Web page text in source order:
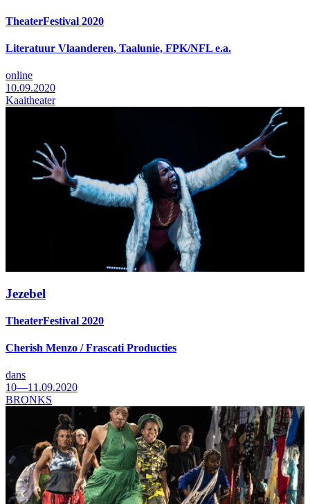
TheaterFestival 2020
Literatuur Vlaanderen, Taalunie, FPK/NFL e.a.
online
10.09.2020
Kaaitheater
Jezebel
TheaterFestival 2020
Cherish Menzo / Frascati Producties
dans
10—11.09.2020
BRONKS